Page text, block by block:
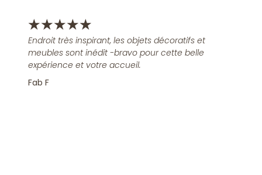
★★★★★
Endroit très inspirant, les objets décoratifs et
meubles sont inédit -bravo pour cette belle
expérience et votre accueil.
Fab F